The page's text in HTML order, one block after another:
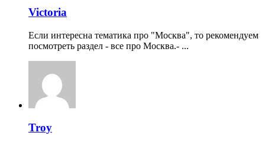
Victoria
Если интересна тематика про "Москва", то рекомендуем
посмотреть раздел - все про Москва.- ...
Troy